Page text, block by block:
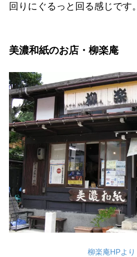
回りにぐるっと回る感じです。
美濃和紙のお店・柳楽庵
柳楽庵HPより